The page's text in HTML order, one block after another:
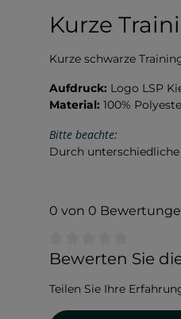
Kurze
Kurze schwarze
Aufdruck: Logo LSP
Material: 100%
Bitte beachte:
Durch
0 von 0
Durchschnittliche
Bewerten Sie
Teilen Sie Ihre